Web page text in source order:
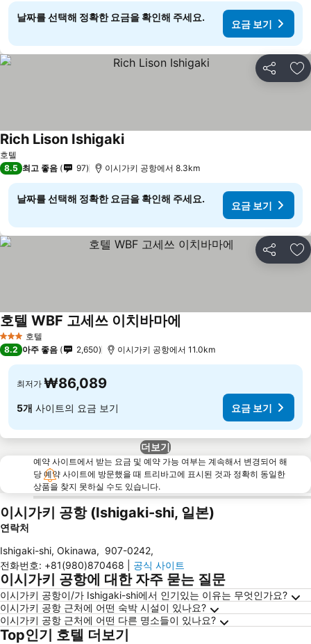
날짜를 선택해 정확한 요금을 확인해 주세요.
요금 보기
공유 즐
호텔
Rich Lison Ishigaki요금 보기
8.5 최고 좋음 97 이시가키 공항에서 8.3km
날짜를 선택해 정확한 요금을 확인해 주세요.
요금 보기
공유 즐
3 성급 호텔
호텔 WBF 고세쓰 이치바마에
8.2 아주 좋음 2,650 이시가키 공항에서 11.0km
최저가 ₩86,089
5개 사이트의 요금 보기 요금 보기
더보기
예약 사이트에서 받는 요금 및 예약 가능 여부는 계속해서 변경되어 해
당 예약 사이트에 방문했을 때 트리바고에 표시된 것과 정확히 동일한
상품을 찾지 못하실 수도 있습니다.
이시가키 공항 (Ishigaki-shi, 일본)
연락처
Ishigaki-shi, Okinawa, 907-0242,
전화번호: +81(980)870468 공식 사이트
이시가키 공항에 대한 자주 묻는 질문
이시가키 공항이/가 Ishigaki-shi에서 인기있는 이유는 무엇인가요?
이시가키 공항 근처에 어떤 숙박 시설이 있나요?
이시가키 공항 근처에 어떤 다른 명소들이 있나요?
Top인기 호텔 더보기